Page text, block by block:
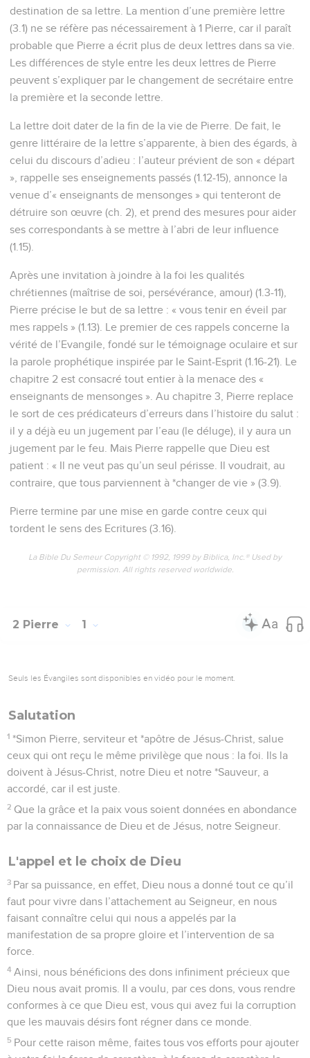
destination de sa lettre. La mention d’une première lettre
(3.1) ne se réfère pas nécessairement à 1 Pierre, car il paraît
probable que Pierre a écrit plus de deux lettres dans sa vie.
Les différences de style entre les deux lettres de Pierre
peuvent s’expliquer par le changement de secrétaire entre
la première et la seconde lettre.
La lettre doit dater de la fin de la vie de Pierre. De fait, le
genre littéraire de la lettre s’apparente, à bien des égards, à
celui du discours d’adieu : l’auteur prévient de son « départ
», rappelle ses enseignements passés (1.12-15), annonce la
venue d’« enseignants de mensonges » qui tenteront de
détruire son œuvre (ch. 2), et prend des mesures pour aider
ses correspondants à se mettre à l’abri de leur influence
(1.15).
Après une invitation à joindre à la foi les qualités
chrétiennes (maîtrise de soi, persévérance, amour) (1.3-11),
Pierre précise le but de sa lettre : « vous tenir en éveil par
mes rappels » (1.13). Le premier de ces rappels concerne la
vérité de l’Evangile, fondé sur le témoignage oculaire et sur
la parole prophétique inspirée par le Saint-Esprit (1.16-21). Le
chapitre 2 est consacré tout entier à la menace des «
enseignants de mensonges ». Au chapitre 3, Pierre replace
le sort de ces prédicateurs d’erreurs dans l’histoire du salut :
il y a déjà eu un jugement par l’eau (le déluge), il y aura un
jugement par le feu. Mais Pierre rappelle que Dieu est
patient : « Il ne veut pas qu’un seul périsse. Il voudrait, au
contraire, que tous parviennent à *changer de vie » (3.9).
Pierre termine par une mise en garde contre ceux qui
tordent le sens des Ecritures (3.16).
La Bible Du Semeur Copyright © 1992, 1999 by Biblica, Inc.® Used by
permission. All rights reserved worldwide.
2 Pierre 1
Seuls les Évangiles sont disponibles en vidéo pour le moment.
Salutation
1 *Simon Pierre, serviteur et *apôtre de Jésus-Christ, salue
ceux qui ont reçu le même privilège que nous : la foi. Ils la
doivent à Jésus-Christ, notre Dieu et notre *Sauveur, a
accordé, car il est juste.
2 Que la grâce et la paix vous soient données en abondance
par la connaissance de Dieu et de Jésus, notre Seigneur.
L'appel et le choix de Dieu
3 Par sa puissance, en effet, Dieu nous a donné tout ce qu’il
faut pour vivre dans l’attachement au Seigneur, en nous
faisant connaître celui qui nous a appelés par la
manifestation de sa propre gloire et l’intervention de sa
force.
4 Ainsi, nous bénéficions des dons infiniment précieux que
Dieu nous avait promis. Il a voulu, par ces dons, vous rendre
conformes à ce que Dieu est, vous qui avez fui la corruption
que les mauvais désirs font régner dans ce monde.
5 Pour cette raison même, faites tous vos efforts pour ajouter